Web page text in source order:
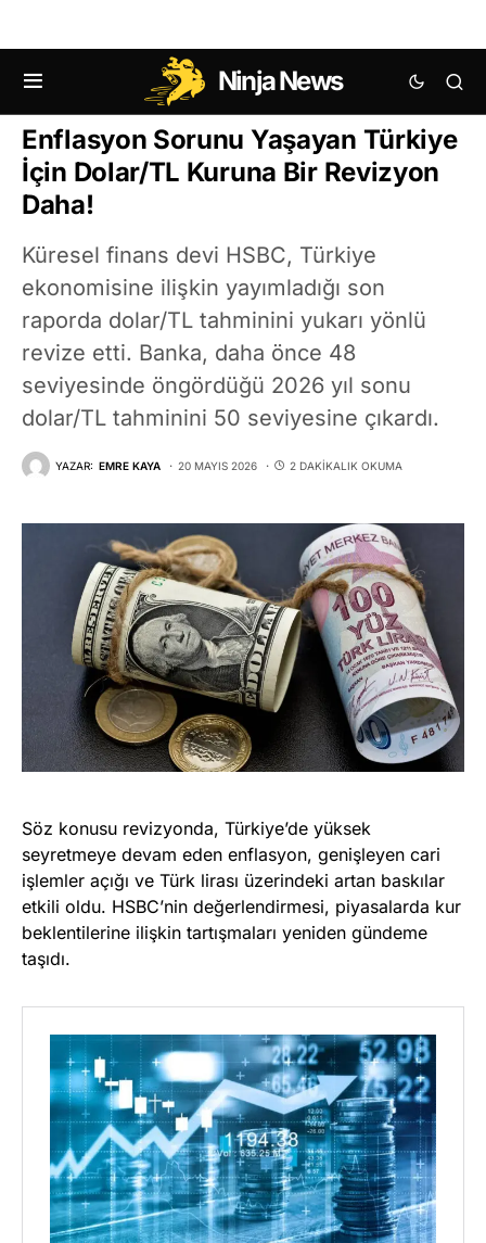
Ninja News
MAKRO EKONOMI HABERLERI
Enflasyon Sorunu Yaşayan Türkiye
İçin Dolar/TL Kuruna Bir Revizyon
Daha!
Küresel finans devi HSBC, Türkiye
ekonomisine ilişkin yayımladığı son
raporda dolar/TL tahminini yukarı yönlü
revize etti. Banka, daha önce 48
seviyesinde öngördüğü 2026 yıl sonu
dolar/TL tahminini 50 seviyesine çıkardı.
YAZAR: EMRE KAYA 20 MAYIS 2026 2 DAKIKALIK OKUMA
Söz konusu revizyonda, Türkiye’de yüksek
seyretmeye devam eden enflasyon, genişleyen cari
işlemler açığı ve Türk lirası üzerindeki artan baskılar
etkili oldu. HSBC’nin değerlendirmesi, piyasalarda kur
beklentilerine ilişkin tartışmaları yeniden gündeme
taşıdı.